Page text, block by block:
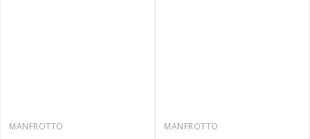
MANFROTTO MANFROTTO